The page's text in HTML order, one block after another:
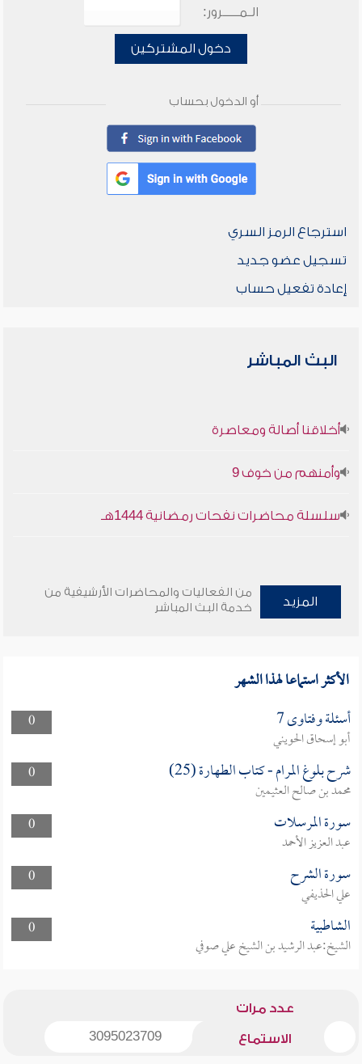
الـمـــــرور:
دخول المشتركين
أو الدخول بحساب
استرجاع الرمز السري
تسجيل عضو جديد
إعادة تفعيل حساب
البث المباشر
أخلاقنا أصالة ومعاصرة
وأمنهم من خوف 9
سلسلة محاضرات نفحات رمضانية 1444هـ
المزيد
من الفعاليات والمحاضرات الأرشيفية من
خدمة البث المباشر
الأكثر استماعا لهذا الشهر
0 أسئلة وفتاوى 7
أبو إسحاق الحويني
0
شرح بلوغ المرام - كتاب الطهارة (25)
محمد بن صالح العثيمين
0
سورة المرسلات
عبد العزيز الأحمد
0
سورة الشرح
علي الحذيفي
0
الشاطبية
الشيخ:عبد الرشيد بن الشيخ علي صوفي
عدد مرات
الاستماع 3095023709